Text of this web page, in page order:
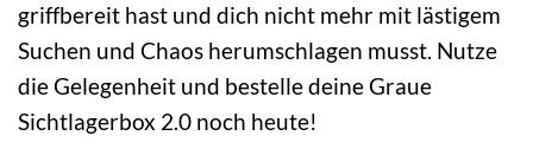
griffbereit hast und dich nicht mehr mit lästigem
Suchen und Chaos herumschlagen musst. Nutze
die Gelegenheit und bestelle deine Graue
Sichtlagerbox 2.0 noch heute!